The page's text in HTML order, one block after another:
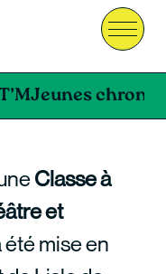
Menu
Jeunes
Classe à
et
été mise en